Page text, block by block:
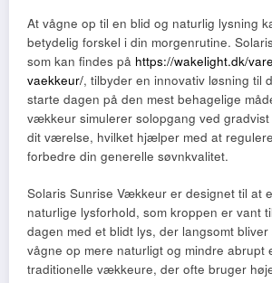
At vågne op til en blid og naturlig lysning
betydelig forskel i din morgenrutine.
som kan findes på https://wakelight.dk/
vaekkeur/, tilbyder en innovativ løsning til
starte dagen på den mest behagelige
vækkeur simulerer solopgang ved
dit værelse, hvilket hjælper med at
forbedre din generelle søvnkvalitet.
Solaris Sunrise Vækkeur er designet til at
naturlige lysforhold, som kroppen er vant
dagen med et blidt lys, der langsomt
vågne op mere naturligt og mindre abrupt
traditionelle vækkeure, der ofte bruger